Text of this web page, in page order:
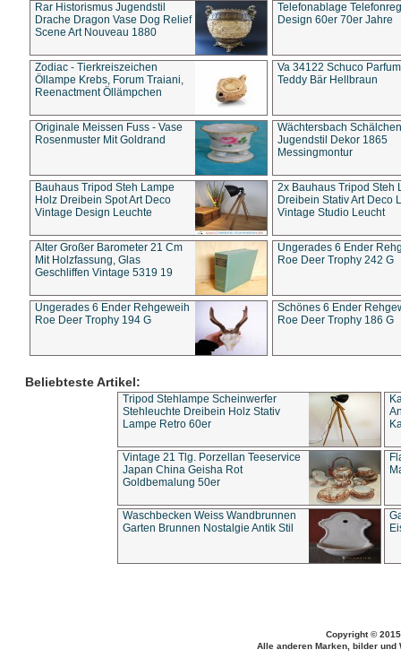
Rar Historismus Jugendstil
Drache Dragon Vase Dog Relief
Scene Art Nouveau 1880
Telefonablage
Design 60er 70er Jahre
Zodiac - Tierkreiszeichen
Öllampe Krebs, Forum Traiani,
Reenactment Öllämpchen
Va 34122 Schuco
Teddy Bär Hellbraun
Originale Meissen Fuss - Vase
Rosenmuster Mit Goldrand
Wächtersbach Schälchen
Jugendstil Dekor 1865
Messingmontur
Bauhaus Tripod Steh Lampe
Holz Dreibein Spot Art Deco
Vintage Design Leuchte
2x Bauhaus Tripod Steh
Dreibein Stativ Art Deco
Vintage Studio Leucht
Alter Großer Barometer 21 Cm
Mit Holzfassung, Glas
Geschliffen Vintage 5319 19
Ungerades 6 Ender
Roe Deer Trophy 242 G
Ungerades 6 Ender Rehgeweih
Roe Deer Trophy 194 G
Schönes 6 Ender
Roe Deer Trophy 186 G
Beliebteste Artikel:
Tripod Stehlampe Scheinwerfer
Stehleuchte Dreibein Holz Stativ
Lampe Retro 60er
Vintage 21 Tlg. Porzellan Teeservice
Japan China Geisha Rot
Goldbemalung 50er
Waschbecken Weiss Wandbrunnen
Garten Brunnen Nostalgie Antik Stil
Copyright ©
Alle anderen Marken, bilder und